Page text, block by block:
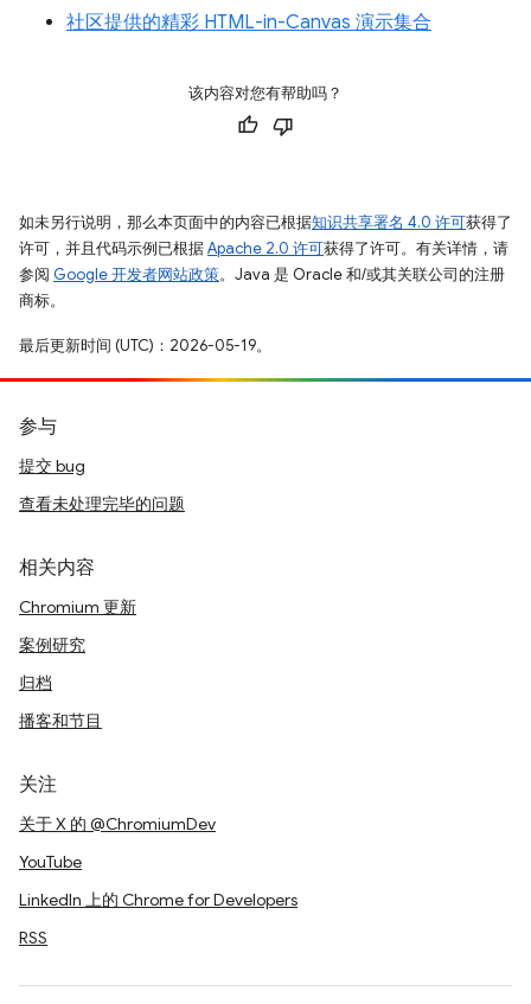
社区提供的精彩 HTML-in-Canvas 演示集合
该内容对您有帮助吗？
如未另行说明，那么本页面中的内容已根据知识共享署名 4.0 许可获得了
许可，并且代码示例已根据Apache 2.0 许可获得了许可。有关详情，请
参阅 Google 开发者网站政策。Java 是 Oracle 和/或其关联公司的注册
商标。
最后更新时间 (UTC)：2026-05-19。
参与
提交 bug
查看未处理完毕的问题
相关内容
Chromium 更新
案例研究
归档
播客和节目
关注
关于 X 的 @ChromiumDev
YouTube
LinkedIn 上的 Chrome for Developers
RSS